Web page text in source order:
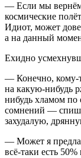
— Если мы
космические
Идиот, может
а на данный
Ехидно
— Конечно, кому-
на какую-нибудь
нибудь хламом по
сомнений —
захудалую,
— Может я
всё-таки есть